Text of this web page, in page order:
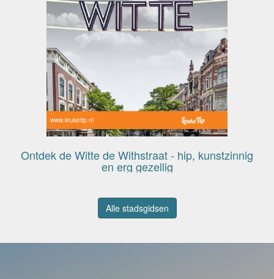
www.leuketip.nl
Ontdek de Witte de Withstraat - hip, kunstzinnig
en erg gezellig
Alle stadsgidsen